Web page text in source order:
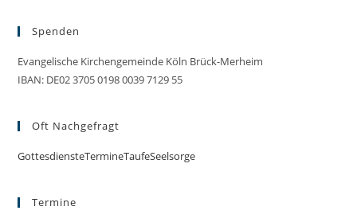
Spenden
Evangelische Kirchengemeinde Köln Brück-Merheim
IBAN: DE02 3705 0198 0039 7129 55
Oft Nachgefragt
GottesdiensteTermineTaufeSeelsorge
Termine